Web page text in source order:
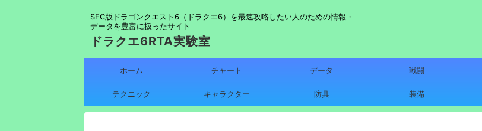
SFC版ドラゴンクエスト6（ドラクエ6）を最速攻略したい人のための情報・
データを豊富に扱ったサイト
ドラクエ6RTA実験室
ホーム チャート データ 戦闘
テクニック キャラクター 防具 装備